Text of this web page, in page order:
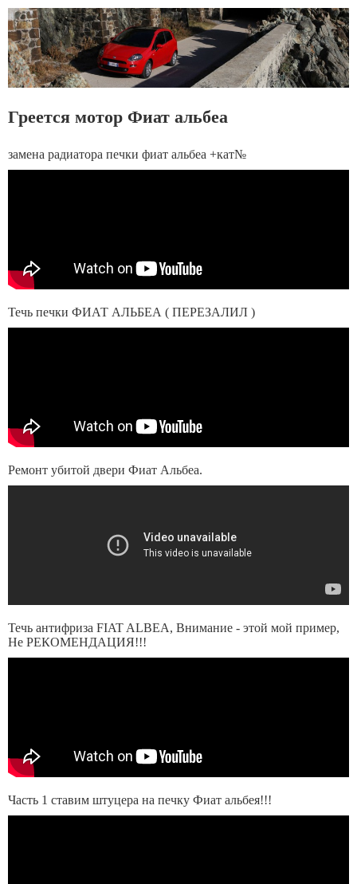
Греется мотор Фиат альбеа
замена радиатора печки фиат альбеа +кат№
Течь печки ФИАТ АЛЬБЕА ( ПЕРЕЗАЛИЛ )
Ремонт убитой двери Фиат Альбеа.
Течь антифриза FIAT ALBEA, Внимание - этой мой пример,
Не РЕКОМЕНДАЦИЯ!!!
Часть 1 ставим штуцера на печку Фиат альбея!!!